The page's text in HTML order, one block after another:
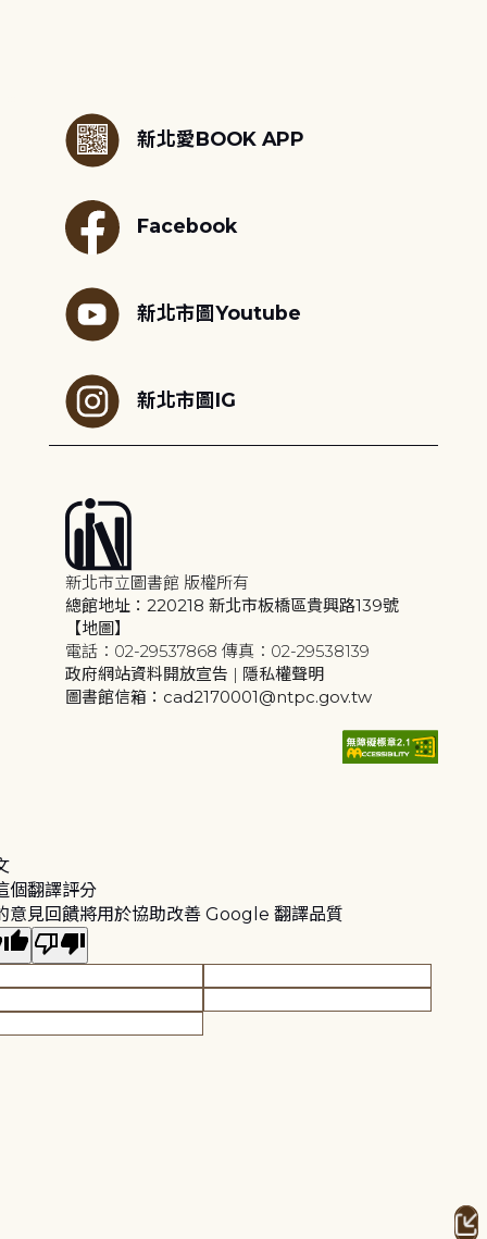
新北愛BOOK APP
Facebook
新北市圖Youtube
新北市圖IG
新北市立圖書館 版權所有
總館地址：220218 新北市板橋區貴興路139號
【地圖】
電話：02-29537868 傳真：02-29538139
政府網站資料開放宣告 | 隱私權聲明
圖書館信箱：cad2170001@ntpc.gov.tw
個翻譯評分
意見回饋將用於協助改善 Google 翻譯品質